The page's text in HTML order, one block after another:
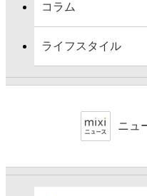
コラム
ライフスタイル
ニュ